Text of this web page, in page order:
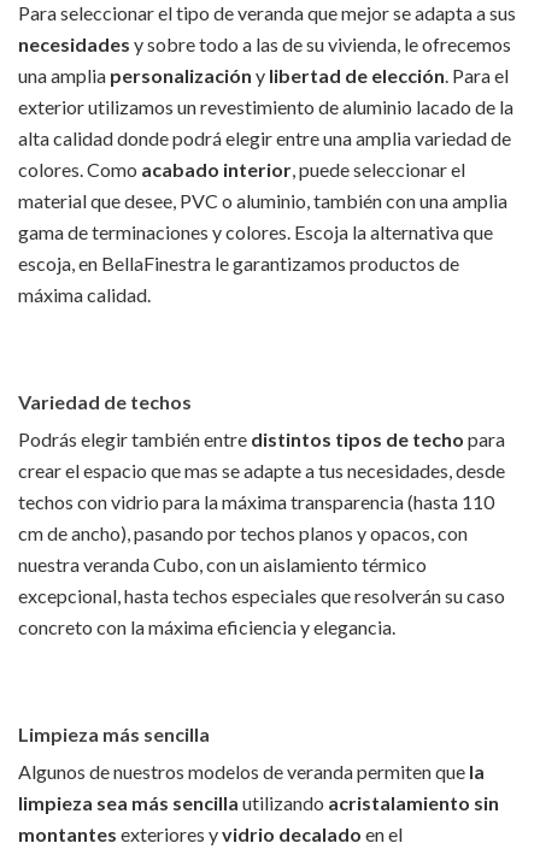
Para seleccionar el tipo de veranda que mejor se adapta a sus
necesidades y sobre todo a las de su vivienda, le ofrecemos
una amplia personalización y libertad de elección. Para el
exterior utilizamos un revestimiento de aluminio lacado de la
alta calidad donde podrá elegir entre una amplia variedad de
colores. Como acabado interior, puede seleccionar el
material que desee, PVC o aluminio, también con una amplia
gama de terminaciones y colores. Escoja la alternativa que
escoja, en BellaFinestra le garantizamos productos de
máxima calidad.
Variedad de techos
Podrás elegir también entre distintos tipos de techo para
crear el espacio que mas se adapte a tus necesidades, desde
techos con vidrio para la máxima transparencia (hasta 110
cm de ancho), pasando por techos planos y opacos, con
nuestra veranda Cubo, con un aislamiento térmico
excepcional, hasta techos especiales que resolverán su caso
concreto con la máxima eficiencia y elegancia.
Limpieza más sencilla
Algunos de nuestros modelos de veranda permiten que la
limpieza sea más sencilla utilizando acristalamiento sin
montantes exteriores yvidrio decalado en el